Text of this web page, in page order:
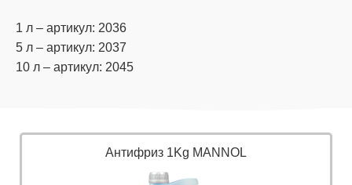
1 л – артикул: 2036
5 л – артикул: 2037
10 л – артикул: 2045
Антифриз 1Kg MANNOL